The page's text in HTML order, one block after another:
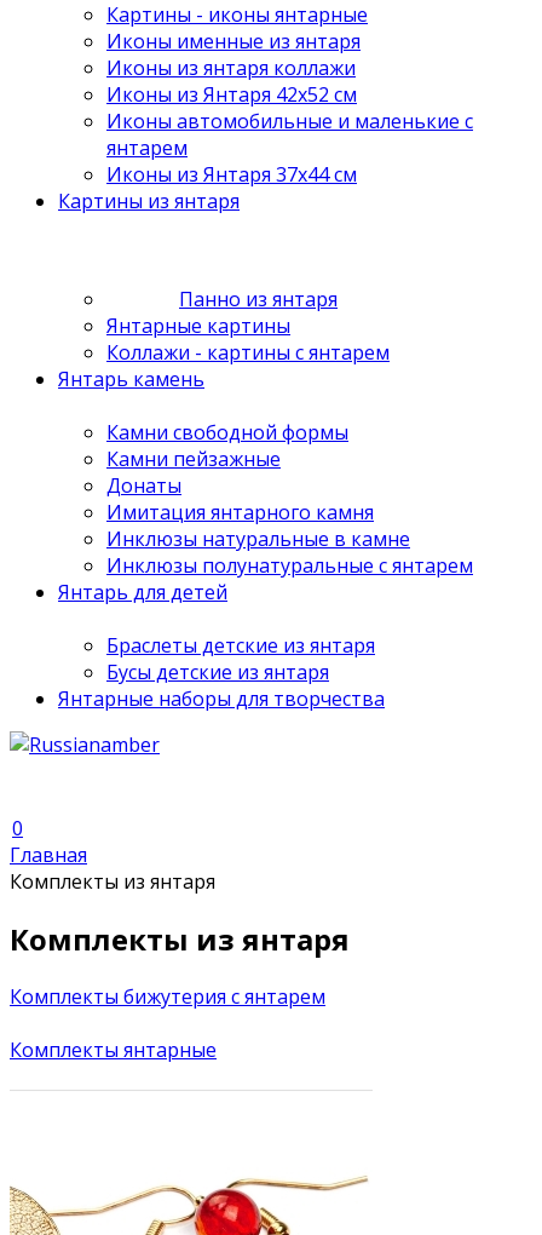
Картины - иконы янтарные
Иконы именные из янтаря
Иконы из янтаря коллажи
Иконы из Янтаря 42х52 см
Иконы автомобильные и маленькие с
янтарем
Иконы из Янтаря 37х44 см
Картины из янтаря
Панно из янтаря
Янтарные картины
Коллажи - картины с янтарем
Янтарь камень
Камни свободной формы
Камни пейзажные
Донаты
Имитация янтарного камня
Инклюзы натуральные в камне
Инклюзы полунатуральные с янтарем
Янтарь для детей
Браслеты детские из янтаря
Бусы детские из янтаря
Янтарные наборы для творчества
0
Главная
Комплекты из янтаря
Комплекты из янтаря
Комплекты бижутерия с янтарем
Комплекты янтарные